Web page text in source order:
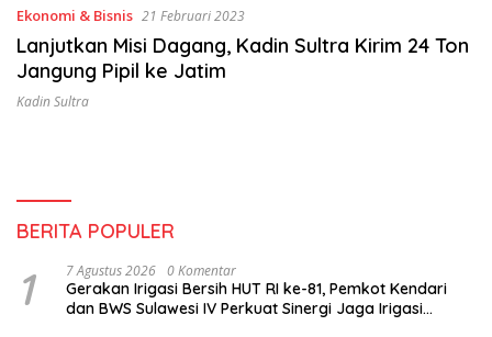
Ekonomi & Bisnis 21 Februari 2023
Lanjutkan Misi Dagang, Kadin Sultra Kirim 24 Ton
Jangung Pipil ke Jatim
Kadin Sultra
BERITA POPULER
1 7 Agustus 2026 0 Komentar
Gerakan Irigasi Bersih HUT RI ke-81, Pemkot Kendari
dan BWS Sulawesi IV Perkuat Sinergi Jaga Irigasi